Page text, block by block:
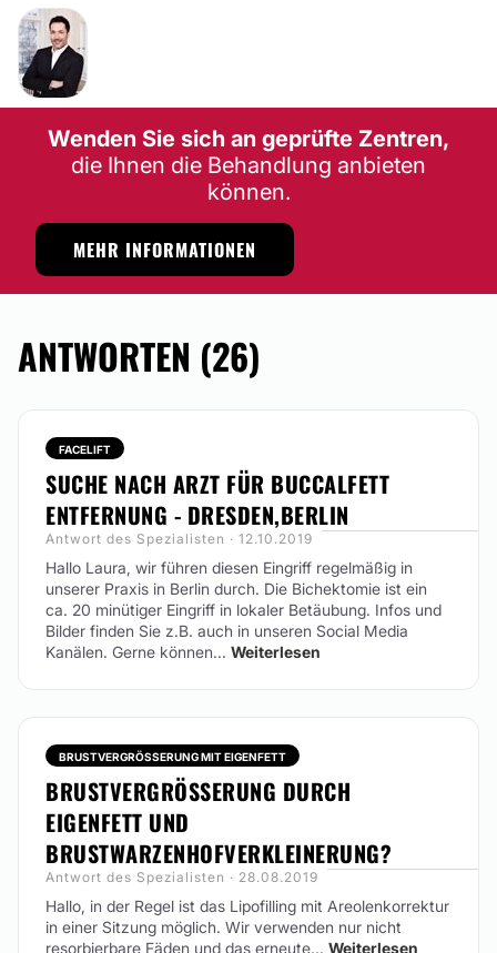
Wenden Sie sich an geprüfte Zentren,
die Ihnen die Behandlung anbieten
können.
MEHR INFORMATIONEN
ANTWORTEN (26)
FACELIFT
SUCHE NACH ARZT FÜR BUCCALFETT
ENTFERNUNG - DRESDEN,BERLIN
Antwort des Spezialisten · 12.10.2019
Hallo Laura, wir führen diesen Eingriff regelmäßig in
unserer Praxis in Berlin durch. Die Bichektomie ist ein
ca. 20 minütiger Eingriff in lokaler Betäubung. Infos und
Bilder finden Sie z.B. auch in unseren Social Media
Kanälen. Gerne können... Weiterlesen
BRUSTVERGRÖSSERUNG MIT EIGENFETT
BRUSTVERGRÖSSERUNG DURCH E
IGENFETT UND B
RUSTWARZENHOFVERKLEINERUNG?
Antwort des Spezialisten · 28.08.2019
Hallo, in der Regel ist das Lipofilling mit Areolenkorrektur
in einer Sitzung möglich. Wir verwenden nur nicht
resorbierbare Fäden und das erneute... Weiterlesen